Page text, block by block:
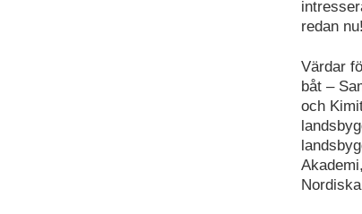
redan nu!
Värdar
båt –
och